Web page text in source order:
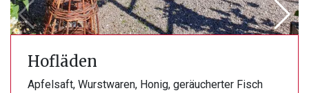
Hofläden
Apfelsaft, Wurstwaren, Honig, geräucherter Fisch